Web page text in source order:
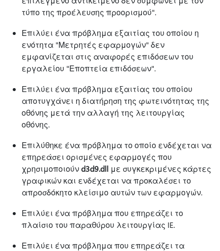
τύπο της προέλευσης προορισμού".
Επιλύει ένα πρόβλημα εξαιτίας του οποίου η
ενότητα "Μετρητές εφαρμογών" δεν
εμφανίζεται στις αναφορές επιδόσεων του
εργαλείου "Εποπτεία επιδόσεων".
Επιλύει ένα πρόβλημα εξαιτίας του οποίου
αποτυγχάνει η διατήρηση της φωτεινότητας της
οθόνης μετά την αλλαγή της λειτουργίας
οθόνης.
Επιλύθηκε ένα πρόβλημα το οποίο ενδέχεται να
επηρεάσει ορισμένες εφαρμογές που
χρησιμοποιούνd3d9.dll με συγκεκριμένες κάρτες
γραφικών και ενδέχεται να προκαλέσει το
απροσδόκητο κλείσιμο αυτών των εφαρμογών.
Επιλύει ένα πρόβλημα που επηρεάζει το
πλαίσιο του παραθύρου λειτουργίας IE.
Επιλύει ένα πρόβλημα που επηρεάζει τα